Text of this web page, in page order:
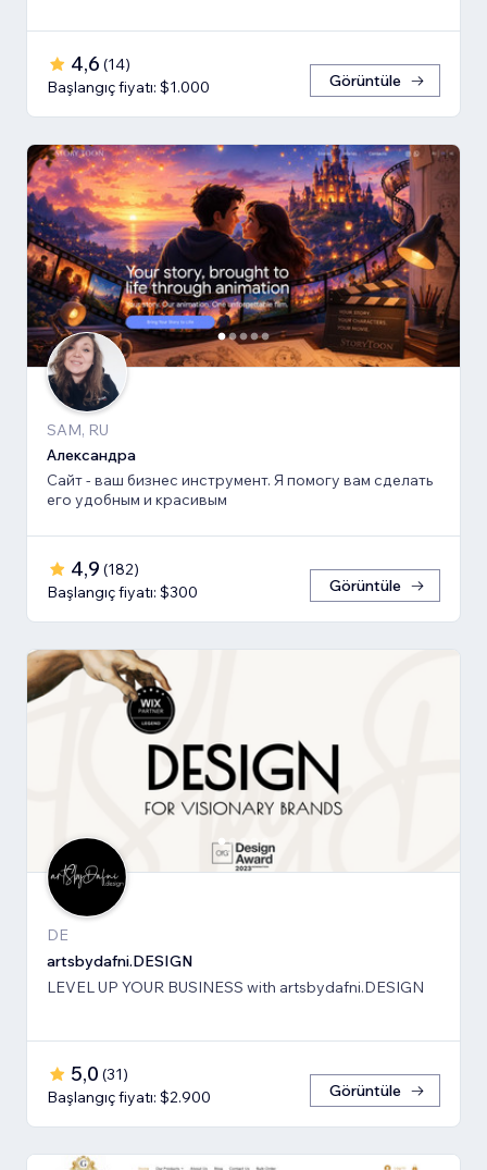
4,6 (14)
Başlangıç fiyatı: $1.000
Görüntüle
SAM, RU
Александра
Сайт - ваш бизнес инструмент. Я помогу вам сделать
его удобным и красивым
4,9 (182)
Başlangıç fiyatı: $300
Görüntüle
DE
artsbydafni.DESIGN
LEVEL UP YOUR BUSINESS with artsbydafni.DESIGN
5,0 (31)
Başlangıç fiyatı: $2.900
Görüntüle